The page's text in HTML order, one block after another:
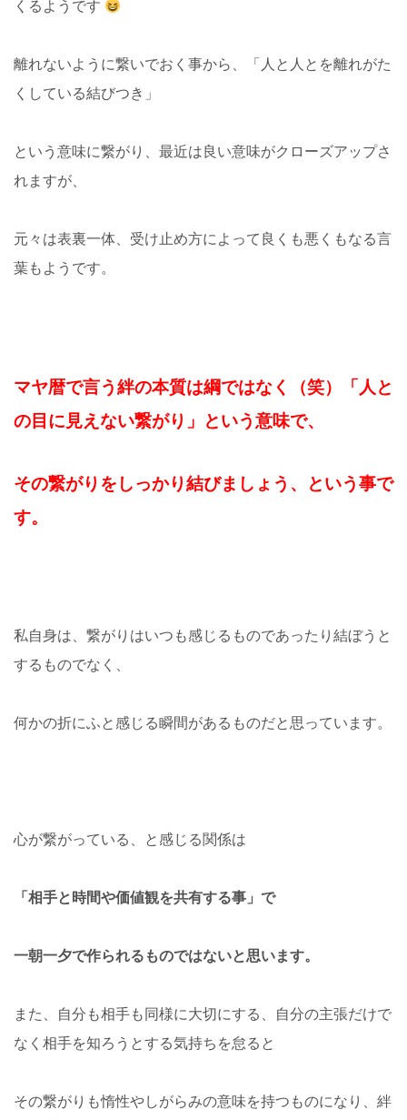
くるようです
離れないように繋いでおく事から、「人と人とを離れがた
くしている結びつき」
という意味に繋がり、最近は良い意味がクローズアップさ
れますが、
元々は表裏一体、受け止め方によって良くも悪くもなる言
葉もようです。
マヤ暦で言う絆の本質は綱ではなく（笑）「人と
の目に見えない繋がり」という意味で、
その繋がりをしっかり結びましょう、という事で
す。
私自身は、繋がりはいつも感じるものであったり結ぼうと
するものでなく、
何かの折にふと感じる瞬間があるものだと思っています。
心が繋がっている、と感じる関係は
「相手と時間や価値観を共有する事」で
一朝一夕で作られるものではないと思います。
また、自分も相手も同様に大切にする、自分の主張だけで
なく相手を知ろうとする気持ちを怠ると
その繋がりも惰性やしがらみの意味を持つものになり、絆